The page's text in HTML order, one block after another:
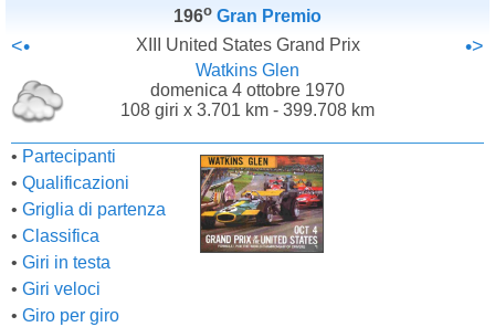
196o Gran Premio
<• XIII United States Grand Prix •>
Watkins Glen
domenica 4 ottobre 1970
108 giri x 3.701 km - 399.708 km
• Partecipanti
• Qualificazioni
• Griglia di partenza
• Classifica
• Giri in testa
• Giri veloci
• Giro per giro